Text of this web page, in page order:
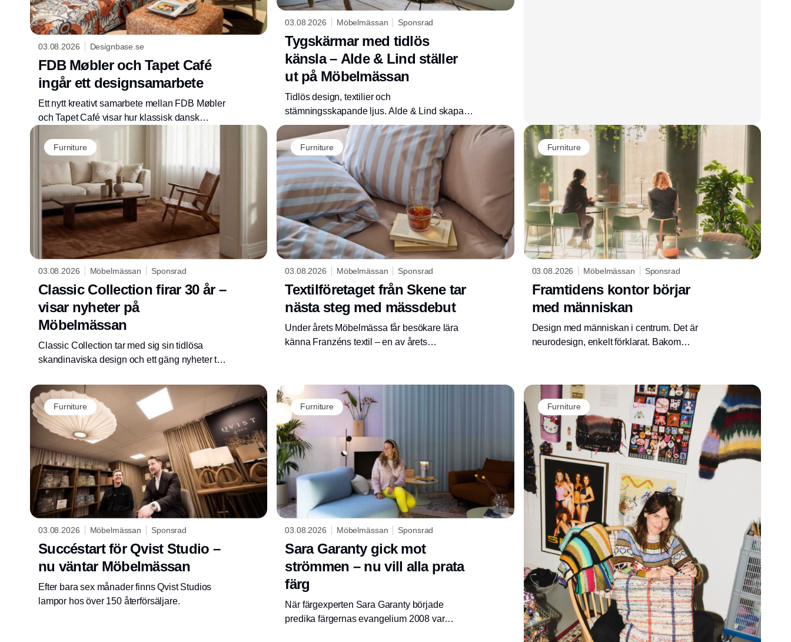
03.08.2026 Designbase.se
FDB Møbler och Tapet Café
ingår ett designsamarbete
Ett nytt kreativt samarbete mellan FDB Møbler
och Tapet Café visar hur klassisk dansk
möbeldesign kan tolkas genom färger, textilier
och material i modern heminredning.
03.08.2026 Möbelmässan Sponsrad
Tygskärmar med tidlös
känsla – Alde & Lind ställer
ut på Möbelmässan
Tidlös design, textilier och
stämningsskapande ljus. Alde & Lind skapar
lampor som ökar hemtrevnaden.
Furniture
03.08.2026 Möbelmässan Sponsrad
Classic Collection firar 30 år –
visar nyheter på
Möbelmässan
Classic Collection tar med sig sin tidlösa
skandinaviska design och ett gäng nyheter till
utställare, kanske mest kända för sina
hållbara och stilrena mattor.
Furniture
03.08.2026 Möbelmässan Sponsrad
Textilföretaget från Skene tar
nästa steg med mässdebut
Under årets Möbelmässa får besökare lära
känna Franzéns textil – en av årets
samarbete med Majblomman.
Furniture
03.08.2026 Möbelmässan Sponsrad
Framtidens kontor börjar
med människan
Design med människan i centrum. Det är
neurodesign, enkelt förklarat. Bakom
för framtidens kontorsmiljöer. – Vi vill skapa
optimala arbetsmiljöer för att prestera och må
bra i. Det måste finnas en anledning till att
vilja vara på kontoret, säger Nadia Tolstoy,
inredningsarkitekt på Tengbom och en av
Möbelmässans talare.
Furniture
03.08.2026 Möbelmässan Sponsrad
Succéstart för Qvist Studio –
nu väntar Möbelmässan
Efter bara sex månader finns Qvist Studios
lampor hos över 150 återförsäljare.
Furniture
03.08.2026 Möbelmässan Sponsrad
Sara Garanty gick mot
strömmen – nu vill alla prata
färg
När färgexperten Sara Garanty började
predika färgernas evangelium 2008 var
Furniture